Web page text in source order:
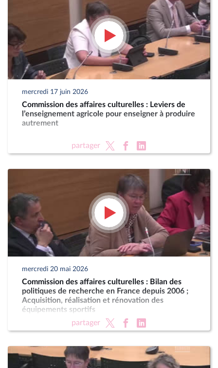
mercredi 17 juin 2026
Commission des affaires culturelles : Leviers de
l’enseignement agricole pour enseigner à produire
autrement
partager
mercredi 20 mai 2026
Commission des affaires culturelles : Bilan des
politiques de recherche en France depuis 2006 ;
Acquisition, réalisation et rénovation des
équipements sportifs
partager